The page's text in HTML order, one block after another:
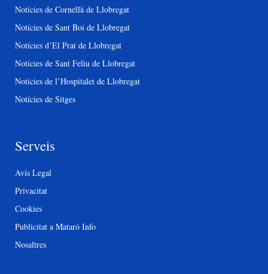
Notícies de Cornellà de Llobregat
Notícies de Sant Boi de Llobregat
Notícies d’El Prat de Llobregat
Notícies de Sant Feliu de Llobregat
Notícies de l’Hospitalet de Llobregat
Notícies de Sitges
Serveis
Avís Legal
Privacitat
Cookies
Publicitat a Mataró Info
Nosaltres